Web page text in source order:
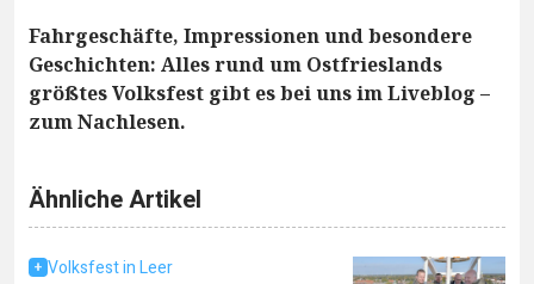
Fahrgeschäfte, Impressionen und besondere
Geschichten: Alles rund um Ostfrieslands
größtes Volksfest gibt es bei uns im Liveblog –
zum Nachlesen.
Ähnliche Artikel
Volksfest in Leer